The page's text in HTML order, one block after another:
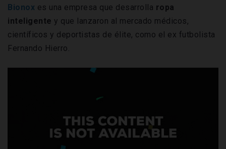
Bionox es una empresa que desarrolla ropa
inteligente y que lanzaron al mercado médicos,
científicos y deportistas de élite, como el ex futbolista
Fernando Hierro.